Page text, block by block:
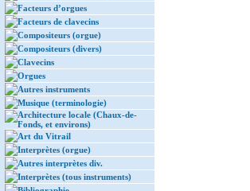
Facteurs d’orgues
Facteurs de clavecins
Compositeurs (orgue)
Compositeurs (divers)
Clavecins
Orgues
Autres instruments
Musique (terminologie)
Architecture locale (Chaux-de-
Fonds, et environs)
Art du Vitrail
Interprètes (orgue)
Autres interprètes div.
Interprètes (tous instruments)